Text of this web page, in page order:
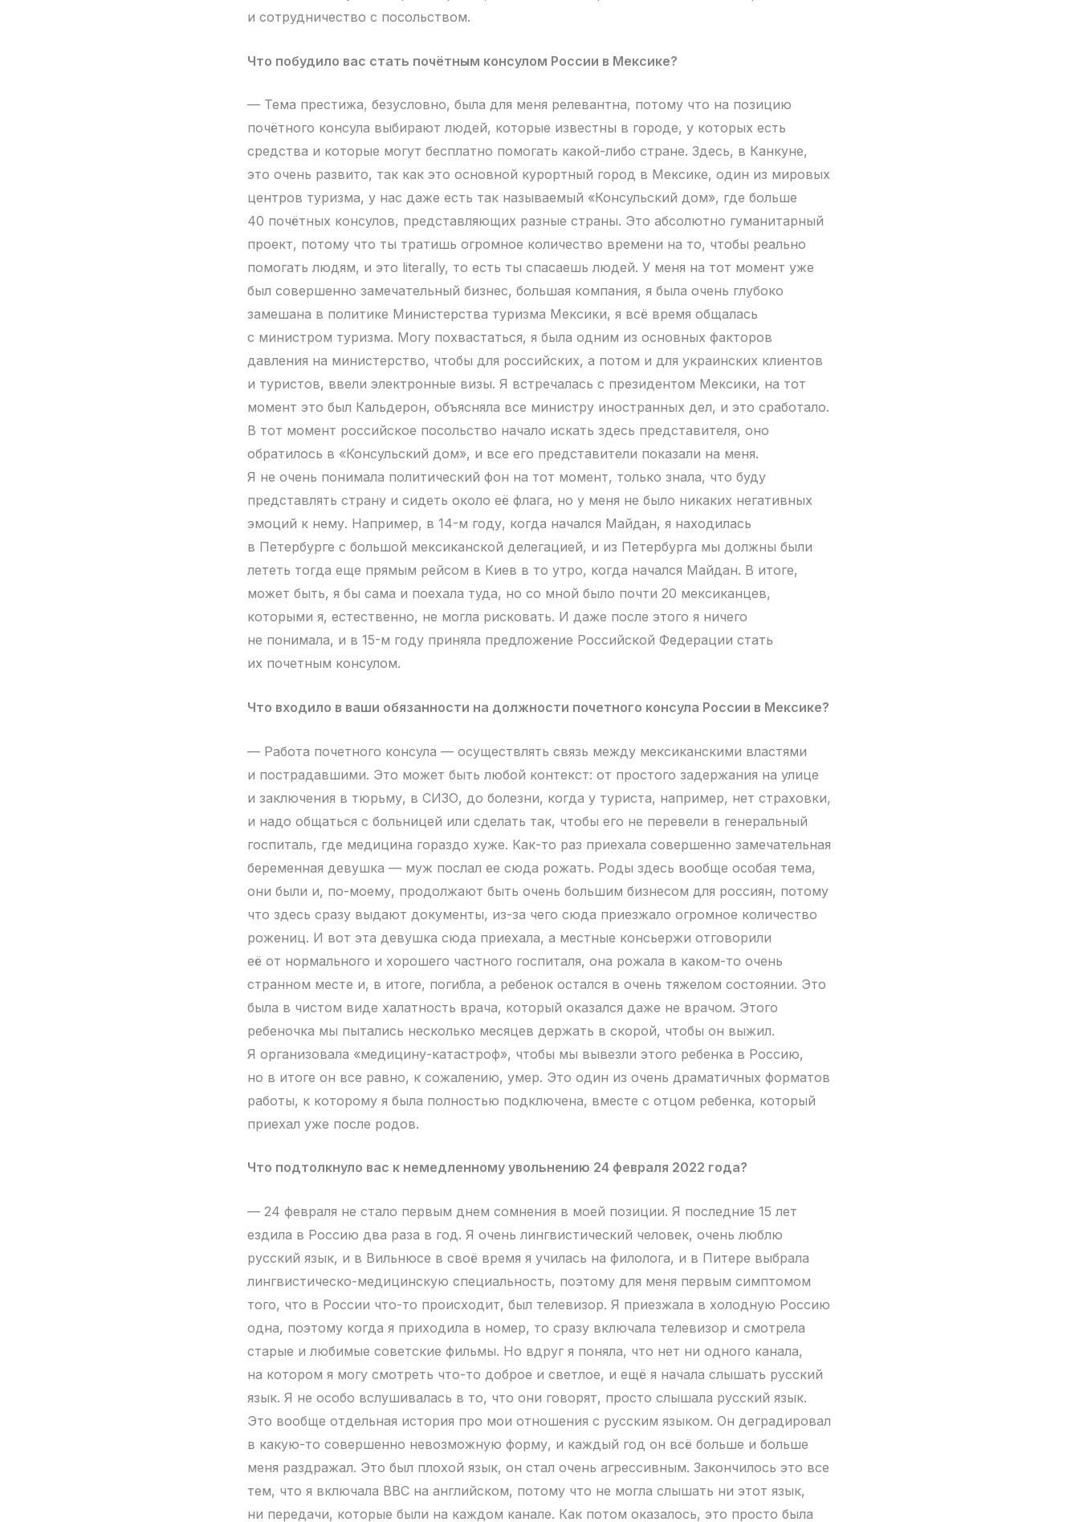
и сотрудничество с посольством.
Что побудило вас стать почётным консулом России в Мексике?
— Тема престижа, безусловно, была для меня релевантна, потому что на позицию
почётного консула выбирают людей, которые известны в городе, у которых есть
средства и которые могут бесплатно помогать какой-либо стране. Здесь, в Канкуне,
это очень развито, так как это основной курортный город в Мексике, один из мировых
центров туризма, у нас даже есть так называемый «Консульский дом», где больше
40 почётных консулов, представляющих разные страны. Это абсолютно гуманитарный
проект, потому что ты тратишь огромное количество времени на то, чтобы реально
помогать людям, и это literally, то есть ты спасаешь людей. У меня на тот момент уже
был совершенно замечательный бизнес, большая компания, я была очень глубоко
замешана в политике Министерства туризма Мексики, я всё время общалась
с министром туризма. Могу похвастаться, я была одним из основных факторов
давления на министерство, чтобы для российских, а потом и для украинских клиентов
и туристов, ввели электронные визы. Я встречалась с президентом Мексики, на тот
момент это был Кальдерон, объясняла все министру иностранных дел, и это сработало.
В тот момент российское посольство начало искать здесь представителя, оно
обратилось в «Консульский дом», и все его представители показали на меня.
Я не очень понимала политический фон на тот момент, только знала, что буду
представлять страну и сидеть около её флага, но у меня не было никаких негативных
эмоций к нему. Например, в 14-м году, когда начался Майдан, я находилась
в Петербурге с большой мексиканской делегацией, и из Петербурга мы должны были
лететь тогда еще прямым рейсом в Киев в то утро, когда начался Майдан. В итоге,
может быть, я бы сама и поехала туда, но со мной было почти 20 мексиканцев,
которыми я, естественно, не могла рисковать. И даже после этого я ничего
не понимала, и в 15-м году приняла предложение Российской Федерации стать
их почетным консулом.
Что входило в ваши обязанности на должности почетного консула России в Мексике?
— Работа почетного консула — осуществлять связь между мексиканскими властями
и пострадавшими. Это может быть любой контекст: от простого задержания на улице
и заключения в тюрьму, в СИЗО, до болезни, когда у туриста, например, нет страховки,
и надо общаться с больницей или сделать так, чтобы его не перевели в генеральный
госпиталь, где медицина гораздо хуже. Как-то раз приехала совершенно замечательная
беременная девушка — муж послал ее сюда рожать. Роды здесь вообще особая тема,
они были и, по-моему, продолжают быть очень большим бизнесом для россиян, потому
что здесь сразу выдают документы, из-за чего сюда приезжало огромное количество
рожениц. И вот эта девушка сюда приехала, а местные консьержи отговорили
её от нормального и хорошего частного госпиталя, она рожала в каком-то очень
странном месте и, в итоге, погибла, а ребенок остался в очень тяжелом состоянии. Это
была в чистом виде халатность врача, который оказался даже не врачом. Этого
ребеночка мы пытались несколько месяцев держать в скорой, чтобы он выжил.
Я организовала «медицину-катастроф», чтобы мы вывезли этого ребенка в Россию,
но в итоге он все равно, к сожалению, умер. Это один из очень драматичных форматов
работы, к которому я была полностью подключена, вместе с отцом ребенка, который
приехал уже после родов.
Что подтолкнуло вас к немедленному увольнению 24 февраля 2022 года?
— 24 февраля не стало первым днем сомнения в моей позиции. Я последние 15 лет
ездила в Россию два раза в год. Я очень лингвистический человек, очень люблю
русский язык, и в Вильнюсе в своё время я училась на филолога, и в Питере выбрала
лингвистическо-медицинскую специальность, поэтому для меня первым симптомом
того, что в России что-то происходит, был телевизор. Я приезжала в холодную Россию
одна, поэтому когда я приходила в номер, то сразу включала телевизор и смотрела
старые и любимые советские фильмы. Но вдруг я поняла, что нет ни одного канала,
на котором я могу смотреть что-то доброе и светлое, и ещё я начала слышать русский
язык. Я не особо вслушивалась в то, что они говорят, просто слышала русский язык.
Это вообще отдельная история про мои отношения с русским языком. Он деградировал
в какую-то совершенно невозможную форму, и каждый год он всё больше и больше
меня раздражал. Это был плохой язык, он стал очень агрессивным. Закончилось это все
тем, что я включала BBC на английском, потому что не могла слышать ни этот язык,
ни передачи, которые были на каждом канале. Как потом оказалось, это просто была